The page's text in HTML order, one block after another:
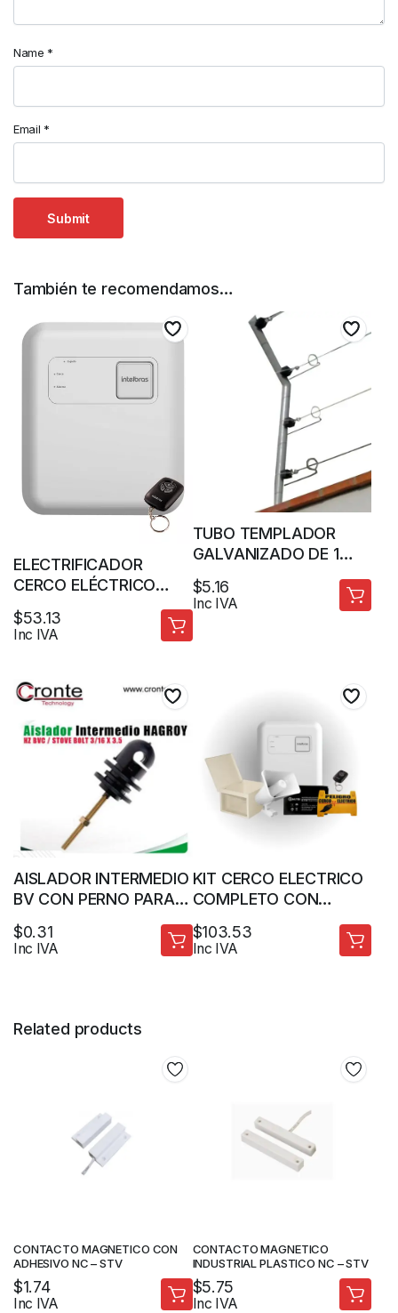
Name *
Email *
También te recomendamos…
ELECTRIFICADOR
CERCO ELÉCTRICO
INTELBRAS ELC-3020
ALCANCE 7000M +
CONTROL REMOTO
$53.13
Inc IVA
TUBO TEMPLADOR
GALVANIZADO DE 1
1/4″ X 1M X 1.5MM +
REGATON PARA CERCO
ELECTRICO
$5.16
Inc IVA
AISLADOR INTERMEDIO
BV CON PERNO PARA
TUBO CERCO
ELECTRICO
$0.31
Inc IVA
KIT CERCO ELECTRICO
COMPLETO CON
CENTRAL ELC3020
$103.53
Inc IVA
Related products
CONTACTO MAGNETICO CON
ADHESIVO NC – STV
$1.74
Inc IVA
CONTACTO MAGNETICO
INDUSTRIAL PLASTICO NC – STV
$5.75
Inc IVA